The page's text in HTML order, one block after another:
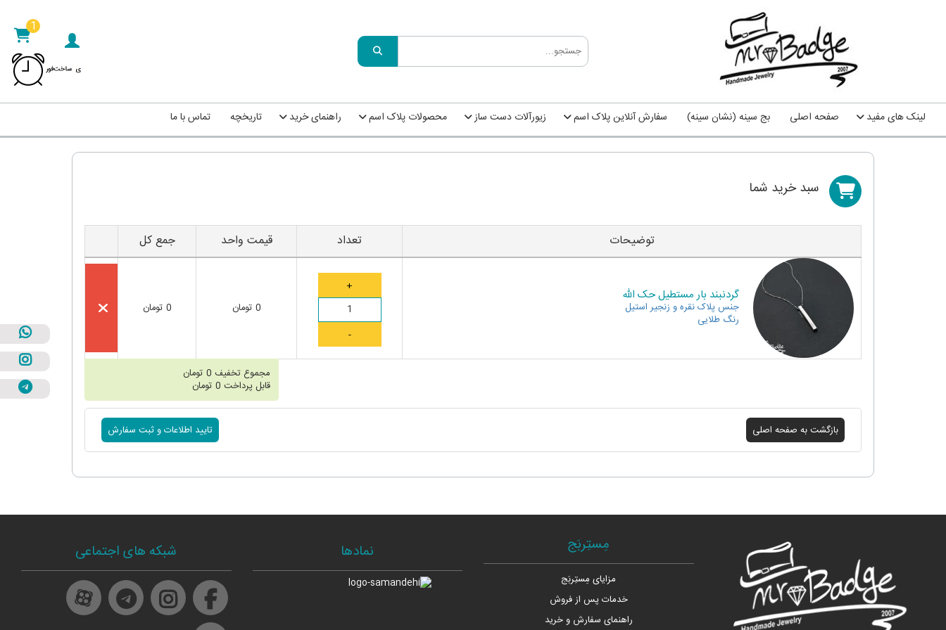
1
لینک های مفید صفحه اصلی بج سینه (نشان سینه) سفارش آنلاین پلاک اسم زیورآلات دست ساز محصولات پلاک اسم راهنمای خرید تاریخچه تماس با ما
سبد خريد شما
توضیحات تعداد قیمت واحد جمع کل
گردنبند بار مستطیل حک الله
جنس پلاک نقره و زنجیر استیل
رنگ طلایی
0 تومان 0 تومان
مجموع تخفیف 0 تومان
قابل پرداخت 0 تومان
مِستِربَج
مزایای مِستِربَج
خدمات پس از فروش
راهنمای سفارش و خرید
نمادها شبکه های اجتماعی